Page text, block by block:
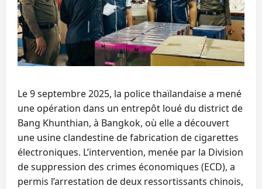
Le 9 septembre 2025, la police thaïlandaise a mené
une opération dans un entrepôt loué du district de
Bang Khunthian, à Bangkok, où elle a découvert
une usine clandestine de fabrication de cigarettes
électroniques. L’intervention, menée par la Division
de suppression des crimes économiques (ECD), a
permis l’arrestation de deux ressortissants chinois,